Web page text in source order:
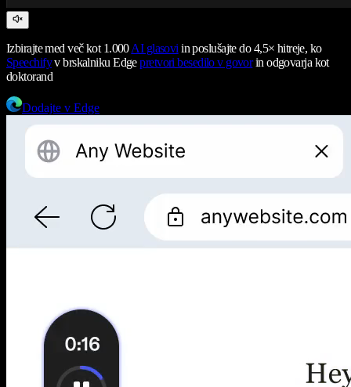
Izbirajte med več kot 1.000AI glasovi in poslušajte do 4,5× hitreje, ko
Speechifyv brskalniku Edgepretvori besedilo v govorin odgovarja kot
doktorand
Dodajte v Edge